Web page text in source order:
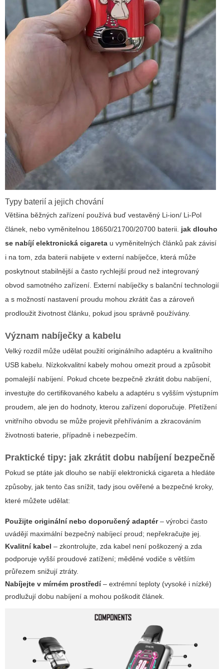
Typy baterií a jejich chování
Většina běžných zařízení používá buď vestavěný Li-ion/ Li-Pol
článek, nebo vyměnitelnou 18650/21700/20700 baterii. jak dlouho
se nabíjí elektronická cigareta u vyměnitelných článků pak závisí
i na tom, zda baterii nabijete v externí nabíječce, která může
poskytnout stabilnější a často rychlejší proud než integrovaný
obvod samotného zařízení. Externí nabíječky s balanční technologií
a s možností nastavení proudu mohou zkrátit čas a zároveň
prodloužit životnost článku, pokud jsou správně používány.
Význam nabíječky a kabelu
Velký rozdíl může udělat použití originálního adaptéru a kvalitního
USB kabelu. Nízkokvalitní kabely mohou omezit proud a způsobit
pomalejší nabíjení. Pokud chcete bezpečně zkrátit dobu nabíjení,
investujte do certifikovaného kabelu a adaptéru s vyšším výstupním
proudem, ale jen do hodnoty, kterou zařízení doporučuje. Přetížení
vnitřního obvodu se může projevit přehříváním a zkracováním
životnosti baterie, případně i nebezpečím.
Praktické tipy: jak zkrátit dobu nabíjení bezpečně
Pokud se ptáte jak dlouho se nabíjí elektronická cigareta a hledáte
způsoby, jak tento čas snížit, tady jsou ověřené a bezpečné kroky,
které můžete udělat:
Použijte originální nebo doporučený adaptér– výrobci často
uvádějí maximální bezpečný nabíjecí proud; nepřekračujte jej.
Kvalitní kabel – zkontrolujte, zda kabel není poškozený a zda
podporuje vyšší proudové zatížení; měděné vodiče s větším
průřezem snižují ztráty.
Nabíjejte v mírném prostředí– extrémní teploty (vysoké i nízké)
prodlužují dobu nabíjení a mohou poškodit článek.